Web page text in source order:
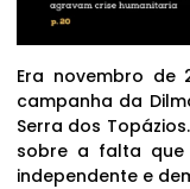
Era novembro de
campanha da
Serra dos
sobre a falta que
independente e